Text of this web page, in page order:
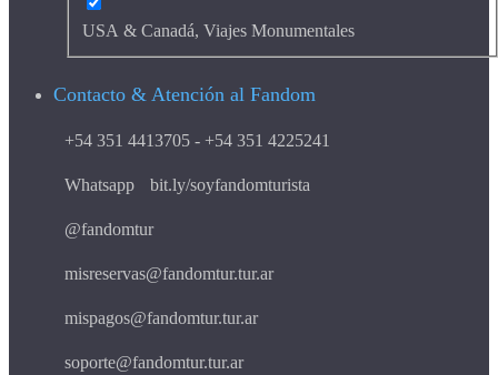
USA & Canadá, Viajes Monumentales
Contacto & Atención al Fandom
+54 351 4413705 - +54 351 4225241
Whatsapp bit.ly/soyfandomturista
@fandomtur
misreservas@fandomtur.tur.ar
mispagos@fandomtur.tur.ar
soporte@fandomtur.tur.ar